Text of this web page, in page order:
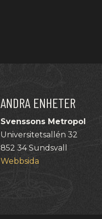
ANDRA ENHETER
Svenssons Metropol
Universitetsallén 32
852 34 Sundsvall
Webbsida